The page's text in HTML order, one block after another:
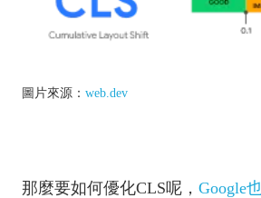
圖片來源： web.dev
那麼要如何優化CLS呢， Google